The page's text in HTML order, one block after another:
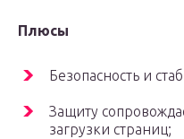
Плюсы
Безопасность и
Защиту
загрузки страниц;